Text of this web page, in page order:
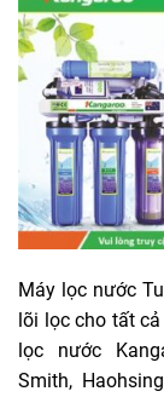
Máy lọc nước
lõi lọc cho tất
lọc nước
Smith,